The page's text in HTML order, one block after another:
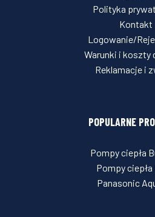
Polityka
Kontakt
Logowanie/
Warunki i koszty
Reklamacje i
POPULARNE
Pompy ciepła
Pompy ciepła
Panasonic